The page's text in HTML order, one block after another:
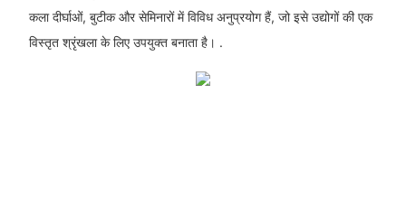
कला दीर्घाओं, बुटीक और सेमिनारों में विविध अनुप्रयोग हैं, जो इसे उद्योगों की एक
विस्तृत श्रृंखला के लिए उपयुक्त बनाता है। .